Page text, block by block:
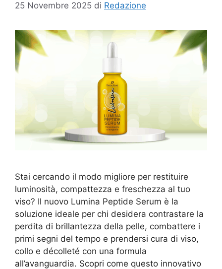
25 Novembre 2025 di Redazione
Stai cercando il modo migliore per restituire
luminosità, compattezza e freschezza al tuo
viso? Il nuovo Lumina Peptide Serum è la
soluzione ideale per chi desidera contrastare la
perdita di brillantezza della pelle, combattere i
primi segni del tempo e prendersi cura di viso,
collo e décolleté con una formula
all’avanguardia. Scopri come questo innovativo